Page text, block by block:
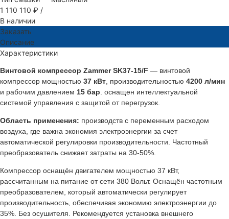
1 110 110 ₽ /
В наличии
Заказать
Описание
Характеристики
Винтовой компрессор Zammer SK37-15/F — винтовой
компрессор мощностью 37 кВт , производительностью 4200 л/мин
и рабочим давлением 15 бар . оснащен интеллектуальной
системой управления с защитой от перегрузок.
Область применения: производств с переменным расходом
воздуха, где важна экономия электроэнергии за счет
автоматической регулировки производительности. Частотный
преобразователь снижает затраты на 30-50%.
Компрессор оснащён двигателем мощностью 37 кВт,
рассчитанным на питание от сети 380 Вольт. Оснащён частотным
преобразователем, который автоматически регулирует
производительность, обеспечивая экономию электроэнергии до
35%. Без осушителя. Рекомендуется установка внешнего